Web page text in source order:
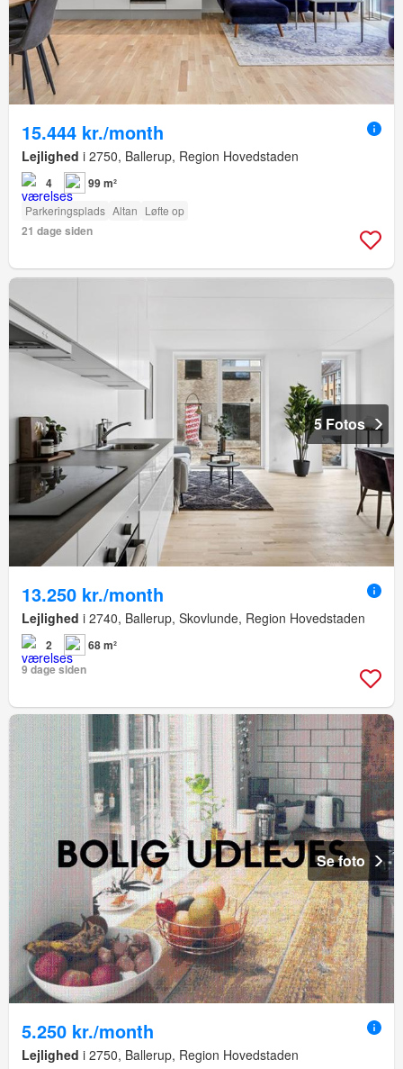
15.444 kr./month
Lejlighed i 2750, Ballerup, Region Hovedstaden
4 99 m²
Parkeringsplads Altan Løfte op
21 dage siden
5 Fotos
13.250 kr./month
Lejlighed i 2740, Ballerup, Skovlunde, Region Hovedstaden
2
68 m²
9 dage siden
Se foto
5.250 kr./month
Lejlighed i 2750, Ballerup, Region Hovedstaden